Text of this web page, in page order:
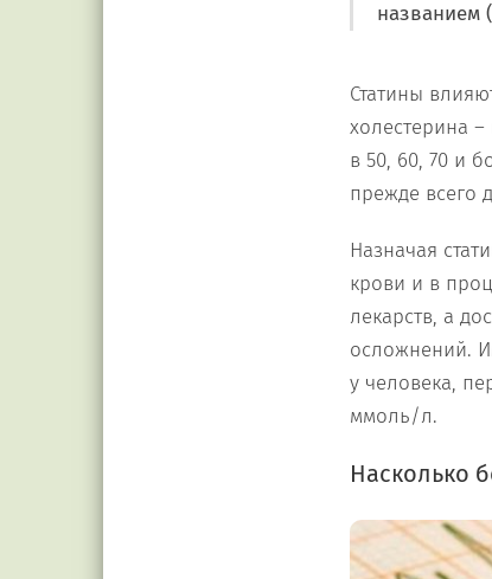
названием
Статины
холестерина
в 50, 60, 70 и
прежде всего
Назначая
крови и в
лекарств, а
осложнений.
у человека,
ммоль/л.
Насколько